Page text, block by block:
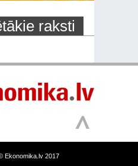
raksti
Ekonomika.lv 2017